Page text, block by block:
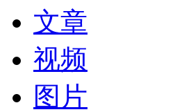
文章
视频
图片